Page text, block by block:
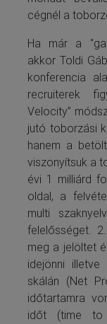
cégnél a
Ha már a
akkor Toldi
konferencia
recruiterek
Velocity”
jutó toborzási
hanem a
viszonyítsuk a
évi 1 milliárd
oldal, a
multi
felelősséget.
meg a jelöltet
idejönni
skálán (Net
időtartamra
időt (time to